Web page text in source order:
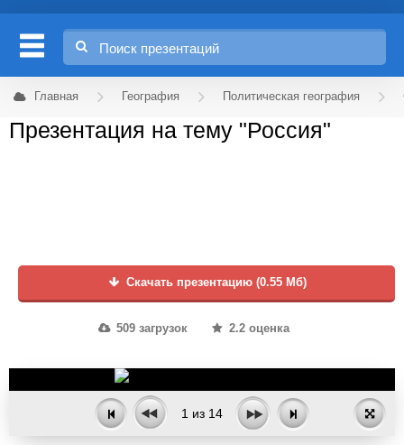
Главная География Политическая география
Презентация на тему "Россия"
Скачать презентацию (0.55 Мб)
509 загрузок 2.2 оценка
1 из 14